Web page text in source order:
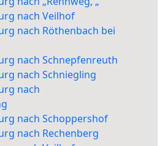
nach Veilhof
nach Röthenbach bei
nach Schnepfenreuth
nach Schniegling
nach
nach Schoppershof
nach Rechenberg